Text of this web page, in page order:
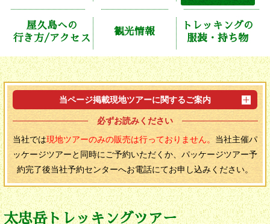
屋久島への
行き方/アクセス
観光情報
トレッキングの
服装・持ち物
当ページ掲載現地ツアーに関するご案内
必ずお読みください
当社では現地ツアーのみの販売は行っておりません。 当社主催パ
ッケージツアーと同時にご予約いただくか、パッケージツアー予
約完了後当社予約センターへお電話にてお申し込みください。
太忠岳トレッキングツアー